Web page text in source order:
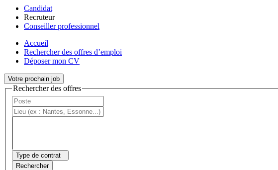
Candidat
Recruteur
Conseiller professionnel
Accueil
Rechercher des offres d’emploi
Déposer mon CV
Votre prochain job
Rechercher des offres
Type de contrat
Rechercher